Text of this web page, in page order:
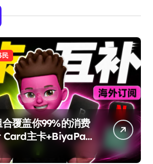
民
覆盖你99%的消费
Card主卡+BiyaPay